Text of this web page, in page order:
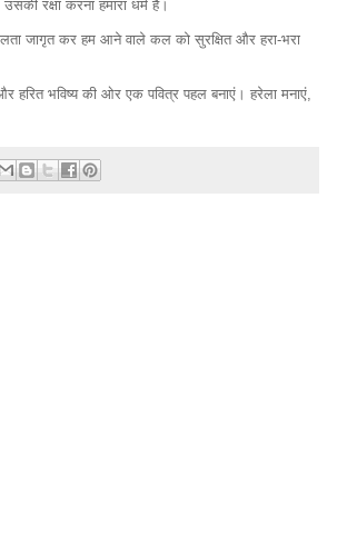
रक्षा करना हमारा धर्म है।
जागृत कर हम आने वाले कल को सुरक्षित और हरा-भरा
भविष्य की ओर एक पवित्र पहल बनाएं। हरेला मनाएं,